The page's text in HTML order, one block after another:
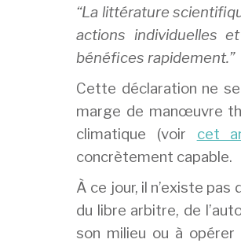
“La littérature
actions individuelles
bénéfices rapidement.”
Cette déclaration ne
marge de manœuvre
climatique (voir cet
concrètement capable.
À ce jour, il n’existe
du libre arbitre, de
son milieu ou à opérer